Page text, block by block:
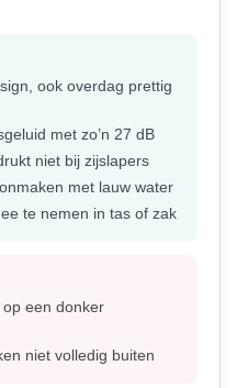
ook overdag prettig
met zo’n 27 dB
niet bij zijslapers
met lauw water
te nemen in tas of zak
een donker
niet volledig buiten